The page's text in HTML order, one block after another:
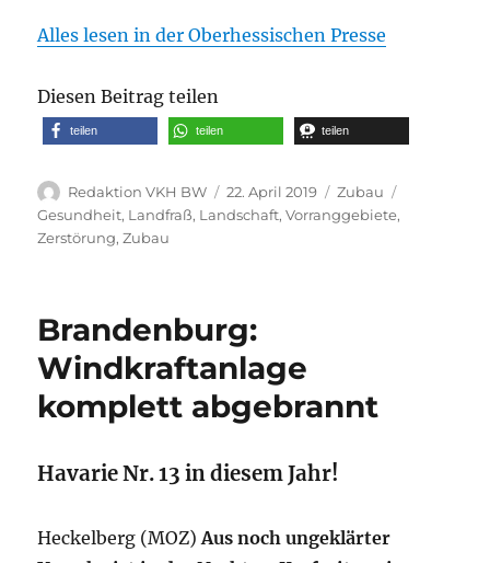
Alles lesen in der Oberhessischen Presse
Diesen Beitrag teilen
teilen teilen teilen
Autor
Redaktion VKH BW
Veröffentlicht
am
22. April 2019 Kategorien
Zubau
Gesundheit, Landfraß, Landschaft,Vorranggebiete,
Zerstörung,Zubau
Brandenburg:
Windkraftanlage
komplett abgebrannt
Havarie Nr. 13 in diesem Jahr!
Heckelberg (MOZ)Aus noch ungeklärter